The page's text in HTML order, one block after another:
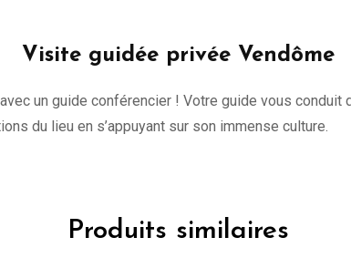
Visite guidée privée Vendôme
un guide conférencier ! Votre guide vous conduit
du lieu en s’appuyant sur son immense culture.
Produits similaires